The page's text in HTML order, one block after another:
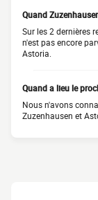
Quand
Sur les 2 dernières
n'est pas encore
Astoria.
Quand a lieu le
Nous n'avons
Zuzenhausen et